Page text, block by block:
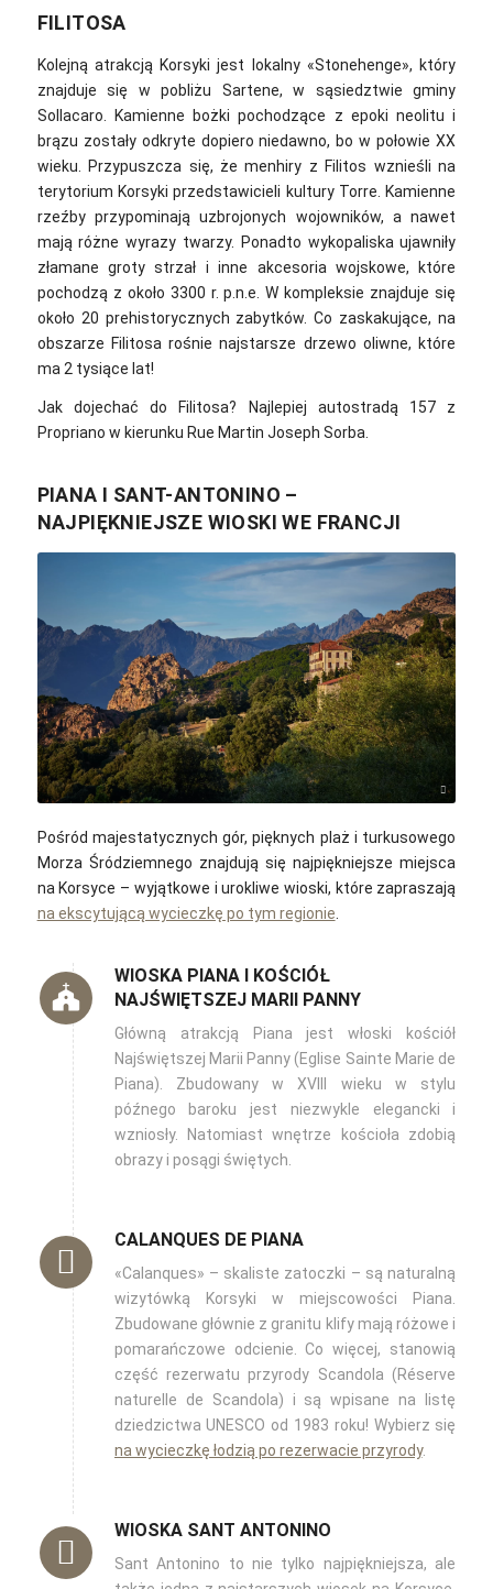
FILITOSA
Kolejną atrakcją Korsyki jest lokalny «Stonehenge», który
znajduje się w pobliżu Sartene, w sąsiedztwie gminy
Sollacaro. Kamienne bożki pochodzące z epoki neolitu i
brązu zostały odkryte dopiero niedawno, bo w połowie XX
wieku. Przypuszcza się, że menhiry z Filitos wznieśli na
terytorium Korsyki przedstawicieli kultury Torre. Kamienne
rzeźby przypominają uzbrojonych wojowników, a nawet
mają różne wyrazy twarzy. Ponadto wykopaliska ujawniły
złamane groty strzał i inne akcesoria wojskowe, które
pochodzą z około 3300 r. p.n.e. W kompleksie znajduje się
około 20 prehistorycznych zabytków. Co zaskakujące, na
obszarze Filitosa rośnie najstarsze drzewo oliwne, które
ma 2 tysiące lat!
Jak dojechać do Filitosa? Najlepiej autostradą 157 z
Propriano w kierunku Rue Martin Joseph Sorba.
PIANA I SANT-ANTONINO –
NAJPIĘKNIEJSZE WIOSKI WE FRANCJI
Vidar Nordli-Mathisen / Unsplash
Pośród majestatycznych gór, pięknych plaż i turkusowego
Morza Śródziemnego znajdują się najpiękniejsze miejsca
na Korsyce – wyjątkowe i urokliwe wioski, które zapraszają
na ekscytującą wycieczkę po tym regionie.
WIOSKA PIANA I KOŚCIÓŁ
NAJŚWIĘTSZEJ MARII PANNY
Główną atrakcją Piana jest włoski kościół
Najświętszej Marii Panny (Eglise Sainte Marie de
Piana). Zbudowany w XVIII wieku w stylu
późnego baroku jest niezwykle elegancki i
wzniosły. Natomiast wnętrze kościoła zdobią
obrazy i posągi świętych.
CALANQUES DE PIANA
«Calanques»‎ – skaliste zatoczki – są naturalną
wizytówką Korsyki w miejscowości Piana.
Zbudowane głównie z granitu klify mają różowe i
pomarańczowe odcienie. Co więcej, stanowią
część rezerwatu przyrody Scandola (Réserve
naturelle de Scandola) i są wpisane na listę
dziedzictwa UNESCO od 1983 roku! Wybierz się
na wycieczkę łodzią po rezerwacie przyrody.
WIOSKA SANT ANTONINO
Sant Antonino to nie tylko najpiękniejsza, ale